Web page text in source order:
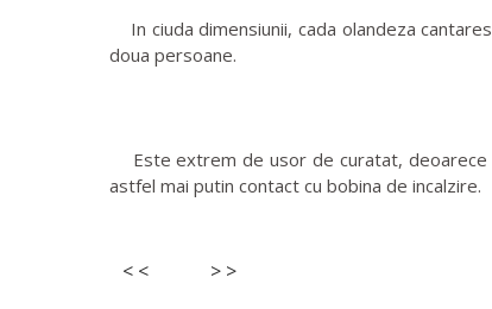
In ciuda dimensiunii, cada olandeza
doua persoane.
Este extrem de usor de curatat, deoarece
astfel mai putin contact cu bobina de incalzire.
< < > >